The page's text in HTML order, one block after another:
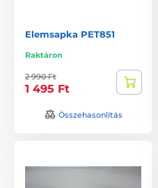
Elemsapka PET851
Raktáron
2 990 Ft
1 495 Ft
Összehasonlítás